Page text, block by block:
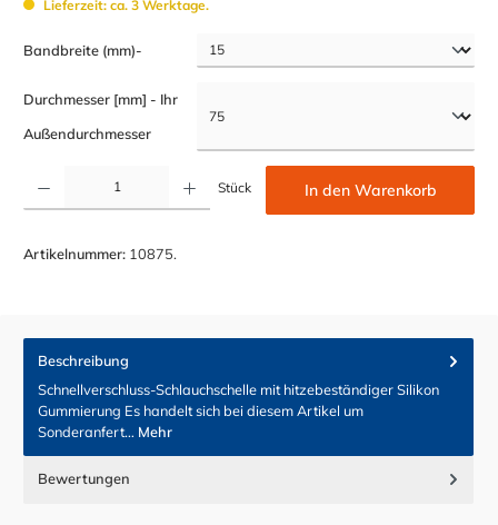
Lieferzeit: ca. 3 Werktage.
Bandbreite (mm)- auswählen
Durchmesser [mm] - Ihr
Außendurchmesserauswählen
Produkt Anzahl: Gib den gewünschten Wert ein oder benutze die Schaltflächen um die Anzahl
Stück In den Warenkorb
Artikelnummer: 10875.
Beschreibung
Schnellverschluss-Schlauchschelle mit hitzebeständiger Silikon
Gummierung Es handelt sich bei diesem Artikel um
Sonderanfert… Mehr
Bewertungen